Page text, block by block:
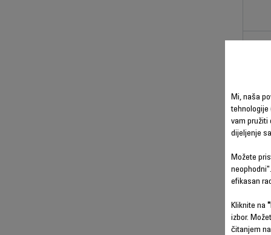
X-
Mi, naša
tehnologije
vam pružiti
dijeljenje
Možete
efikasan
Kliknite na
izbor.
čitanjem